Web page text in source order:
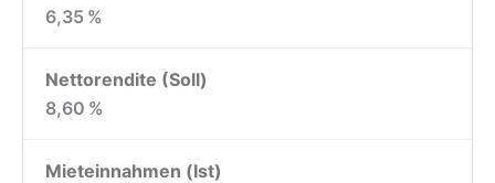
6,35 %
Nettorendite (Soll)
8,60 %
Mieteinnahmen (Ist)